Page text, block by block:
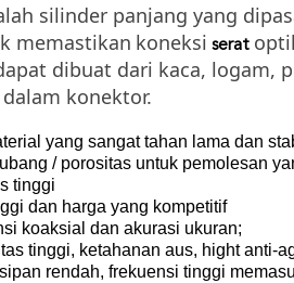
silinder panjang yang
memastikan koneksi serat
dibuat dari kaca, logam,
konektor.
yang sangat tahan lama dan
/ porositas untuk pemolesan
tinggi
dan harga yang kompetitif
koaksial dan akurasi ukuran;
tinggi, ketahanan aus, hight anti-
rendah, frekuensi tinggi